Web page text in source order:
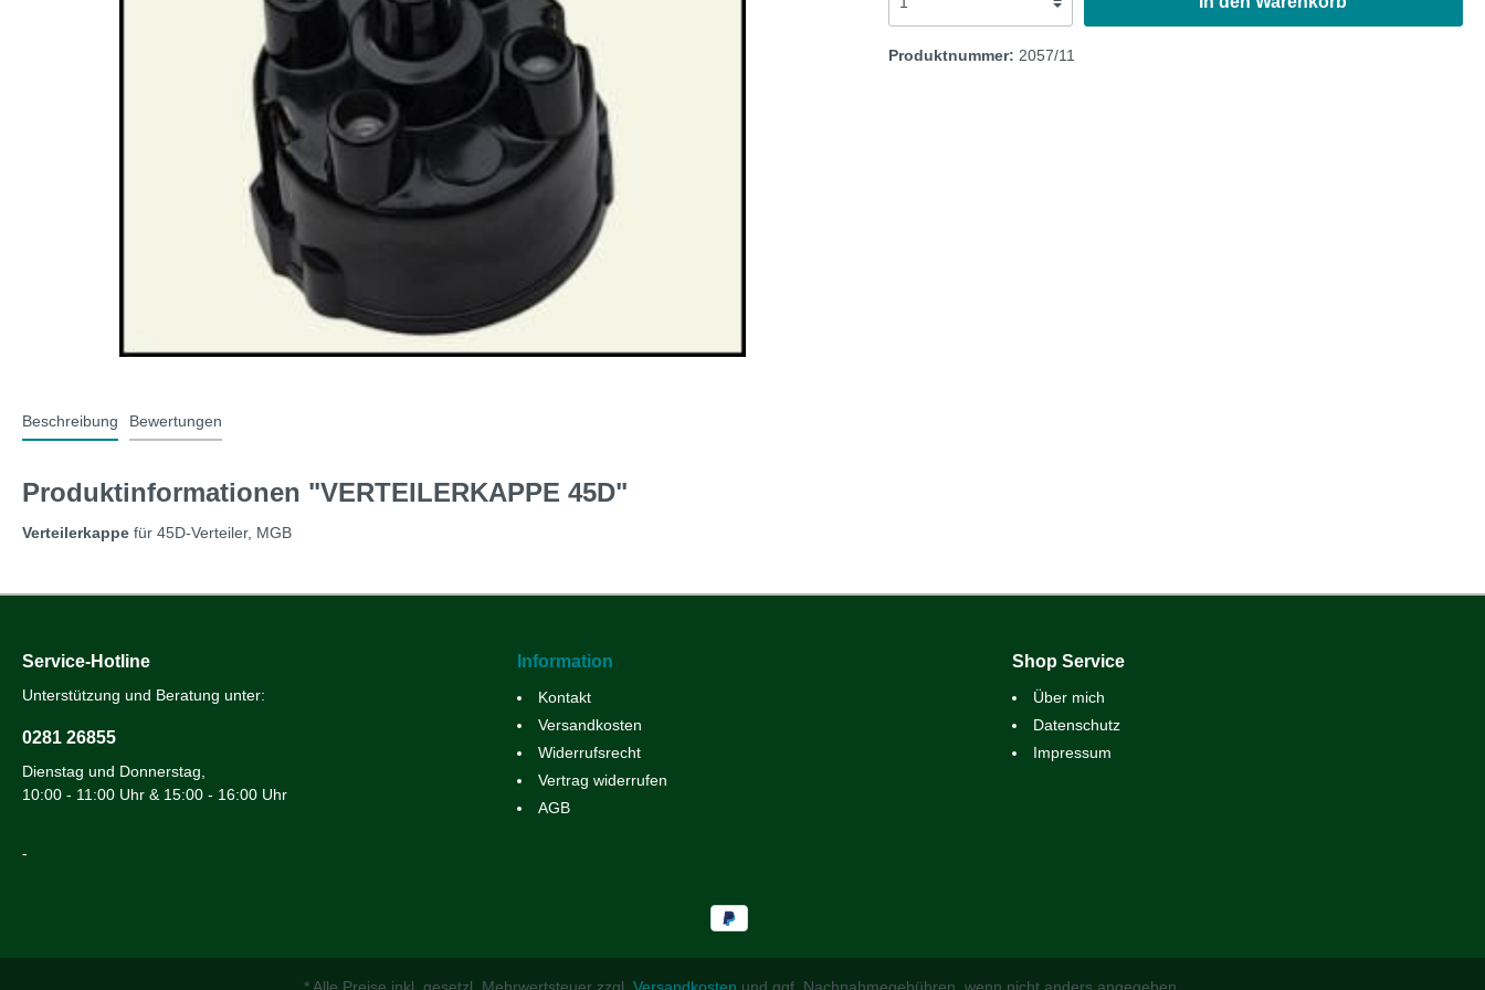
spät: 45D Verteiler
Midget & Sprite
Mini Rover TR etc
Produktnummer: 2057/11
Beschreibung Bewertungen
Produktinformationen "VERTEILERKAPPE 45D"
Verteilerkappe für 45D-Verteiler, MGB
Service-Hotline
Unterstützung und Beratung unter:
0281 26855
Dienstag und Donnerstag,
10:00 - 11:00 Uhr & 15:00 - 16:00 Uhr
-
Information
Kontakt
Versandkosten
Widerrufsrecht
Vertrag widerrufen
AGB
Shop Service
Über mich
Datenschutz
Impressum
* Alle Preise inkl. gesetzl. Mehrwertsteuer zzgl. Versandkosten und ggf. Nachnahmegebühren, wenn nicht anders angegeben.